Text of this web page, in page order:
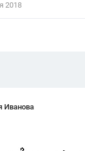
2018
Иванова